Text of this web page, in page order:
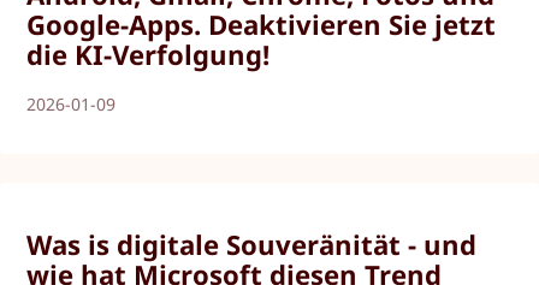
Google-Apps. Deaktivieren Sie jetzt
die KI-Verfolgung!
2026-01-09
Was is digitale Souveränität - und
wie hat Microsoft diesen Trend